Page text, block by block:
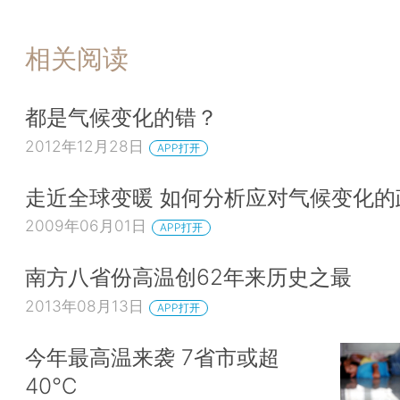
相关阅读
都是气候变化的错？
2012年12月28日 APP打开
走近全球变暖 如何分析应对气候变化
2009年06月01日 APP打开
南方八省份高温创62年来历史之最
2013年08月13日 APP打开
今年最高温来袭 7省市或超
40℃